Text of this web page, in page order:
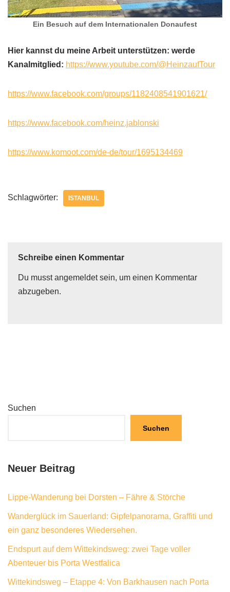
Ein Besuch auf dem Internationalen Donaufest
Hier kannst du meine Arbeit unterstützen: werde
Kanalmitglied: https://www.youtube.com/@HeinzaufTour
https://www.facebook.com/groups/1182408541901621/
https://www.facebook.com/heinz.jablonski
https://www.komoot.com/de-de/tour/1695134469
Schlagwörter: ISTANBUL
Schreibe einen Kommentar
Du musstangemeldetsein, um einen Kommentar
abzugeben.
Suchen
Suchen
Neuer Beitrag
Lippe-Wanderung bei Dorsten – Fähre & Störche
Wanderglück im Sauerland: Gipfelpanorama, Graffiti und
ein ganz besonderes Wiedersehen.
Endspurt auf dem Wittekindsweg: zwei Tage voller
Abenteuer bis Porta Westfalica
Wittekindsweg – Etappe 4: Von Barkhausen nach Porta